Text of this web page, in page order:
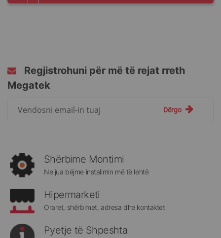
Regjistrohuni për më të rejat rreth
Megatek
rreth
Megatek:
Dërgo
Shërbime Montimi
Ne jua bëjme instalimin më të lehtë
Hipermarketi
Oraret, shërbimet, adresa dhe kontaktet
Pyetje të Shpeshta